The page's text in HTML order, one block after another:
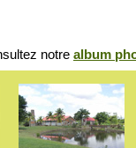
notre album